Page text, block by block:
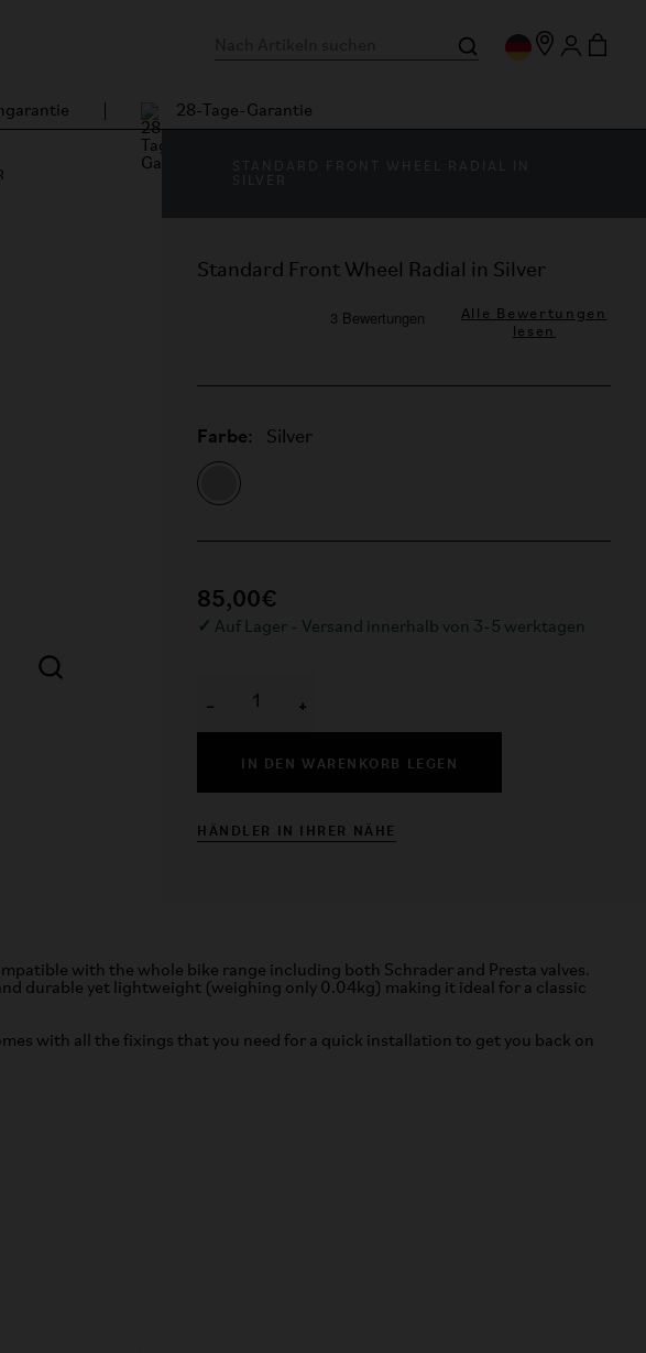
28-Tage-Garantie
Standard Front Wheel Radial in Silver
Alle Bewertungen
lesen
Farbe: Silver
85,00€
✓ Auf Lager - Versand innerhalb von 3-5 werktagen
− +
IN DEN WARENKORB LEGEN
HÄNDLER IN IHRER NÄHE
with the whole bike range including both Schrader and Presta valves.
durable yet lightweight (weighing only 0.04kg) making it ideal for a classic
with all the fixings that you need for a quick installation to get you back on